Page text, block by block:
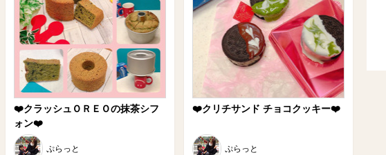
❤️クラッシュＯＲＥＯの抹茶シフ
ォン❤️
ぷらっと
❤️クリチサンド チョコクッキー❤️
ぷらっと